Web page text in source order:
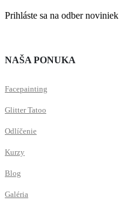
Prihláste sa na odber noviniek
NAŠA PONUKA
Facepainting
Glitter Tatoo
Odlíčenie
Kurzy
Blog
Galéria